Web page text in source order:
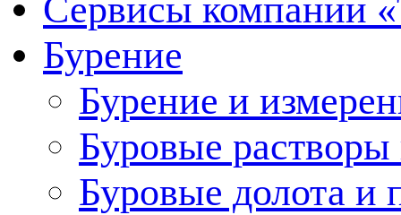
Сервисы компании
Бурение
Бурение и
Буровые
Буровые долота и